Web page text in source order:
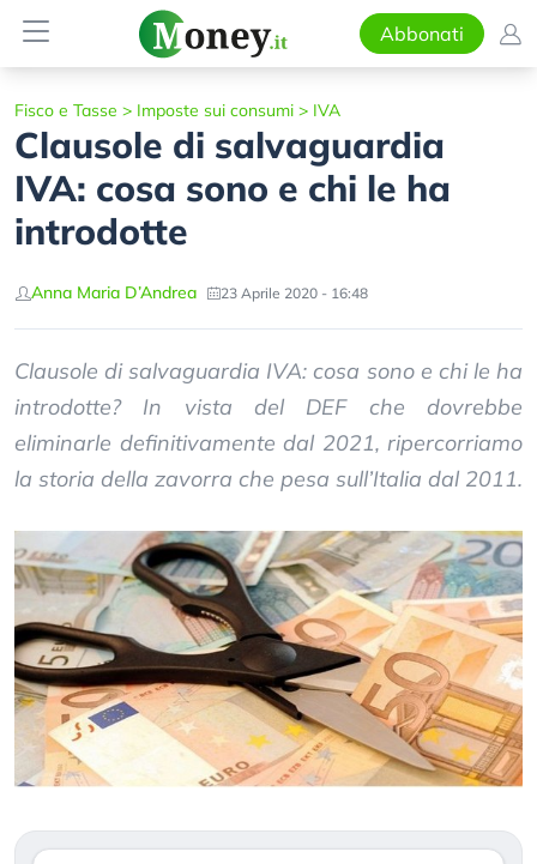
Abbonati
Fisco e Tasse > Imposte sui consumi > IVA
Clausole di salvaguardia
IVA: cosa sono e chi le ha
introdotte
Anna Maria D’Andrea 23 Aprile 2020 - 16:48
Clausole di salvaguardia IVA: cosa sono e chi le ha
introdotte? In vista del DEF che dovrebbe
eliminarle definitivamente dal 2021, ripercorriamo
la storia della zavorra che pesa sull’Italia dal 2011.